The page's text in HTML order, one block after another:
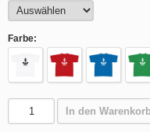
Farbe:
In den